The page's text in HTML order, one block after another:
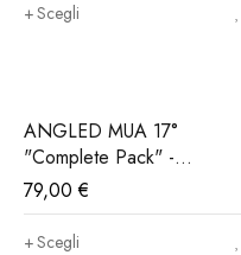
Scegli
ANGLED MUA 17°
"Complete Pack" -
Connessione OSSTEM®,
DIO Implant®, Hiossen®..
(Iva e Trasporto Incluso)
79,00€
Scegli